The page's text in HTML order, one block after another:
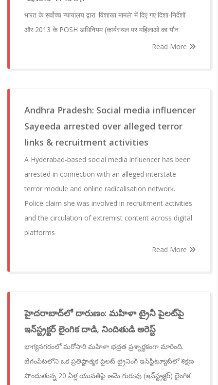
भारत के सर्वोच्च न्यायालय द्वारा 'विशाखा मामले' में दिए गए दिशा-निर्देशों
और 2013 के POSH अधिनियम (कार्यस्थल पर महिलाओं का यौन
Read More
Andhra Pradesh: Social media influencer
Sayeeda arrested over alleged terror
links & recruitment activities
A Hyderabad-based social media influencer has been
arrested in connection with an alleged interstate
terror module and online radicalisation network.
Police claim she was involved in recruitment activities
and the circulation of extremist content across digital
platforms
Read More
హైదరాబాద్‌లో దారుణం: మహిళా ట్రైనీ పైలట్‌పై
ఇన్‌స్ట్రక్టర్ లైంగిక దాడి, నిందితుడి అరెస్ట్
భాగ్యనగరంలో మరోసారి మహిళా భద్రత ప్రశ్నార్థకంగా మారింది.
బేగంపేటలోని ఒక ప్రతిష్టాత్మక పైలట్ ట్రైనింగ్ ఇన్‌స్టిట్యూట్‌లో శిక్షణ
పొందుతున్న 20 ఏళ్ల యువతిపై ఆమె గురువు (ఇన్‌స్ట్రక్టర్) లైంగిక